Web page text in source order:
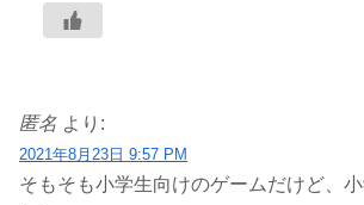
匿名 より:
2021年8月23日 9:57 PM
そもそも小学生向けのゲームだけど、